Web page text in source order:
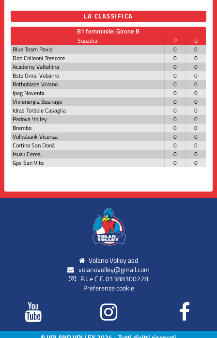
LA CLASSIFICA
B1 femminile: Girone B
Squadra P
G
Blue Team Pavia
0
0
Don Colleoni Trescore
0
0
Academy Valtellina
0
0
Bstz Omsi Vobarno
0
0
Rothoblaas Volano
0
0
Ipag Noventa
0
0
Vivienergia Busnago
0
0
Idras Torbole Casaglia
0
0
Padova Volley
0
0
Brembo
0
0
Volksbank Vicenza
0
0
Cortina San Donà
0
0
Isuzu Cerea
0
0
Gps San Vito
0 0
Volano Volley asd
volanovolley@gmail.com
P.I. e C.F. 01388300228
Preferenze cookie